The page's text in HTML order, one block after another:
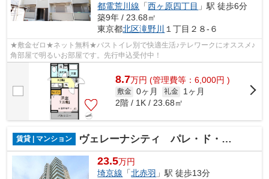
都電荒川線 「西ヶ原四丁目 」駅 徒歩6分
築9年 / 23.68㎡
東京都北区滝野川 １丁目２８-６
★敷金ゼロ★ネット無料★バストイレ別で快適生活♪テレワークにオススメ♪
角部屋で明るいお部屋です。先行申込受付中！
8.7万円 (管理費等：6,000円 )
敷金 0ヶ月 礼金
1ヶ月
2階 / 1K / 23.68㎡
賃貸 | マンション ヴェレーナシティ パレ・ド・プラージュ
23.5万円
埼京線 「北赤羽 」駅 徒歩13分